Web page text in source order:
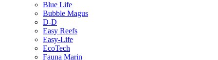
Blue Life
Bubble Magus
D-D
Easy Reefs
Easy-Life
EcoTech
Fauna Marin